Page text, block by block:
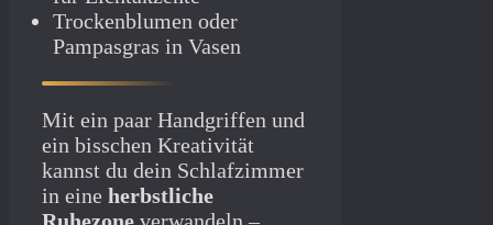
Trockenblumen oder
Pampasgras in Vasen
Mit ein paar Handgriffen und
ein bisschen Kreativität
kannst du dein Schlafzimmer
in eine herbstliche